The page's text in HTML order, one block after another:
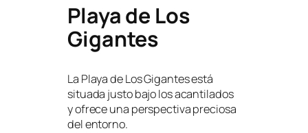
Playa de Los
Gigantes
La Playa de Los Gigantes está
situada justo bajo los acantilados
y ofrece una perspectiva preciosa
del entorno.